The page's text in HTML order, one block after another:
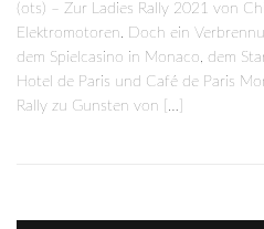
(ots) – Zur Ladies Rally 2021 von
Elektromotoren. Doch ein
dem Spielcasino in Monaco, dem
Hotel de Paris und Café de Paris
Rally zu Gunsten von […]